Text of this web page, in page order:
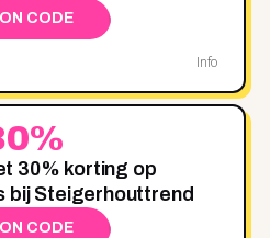
CODE
Info
30% korting op
bij Steigerhouttrend
CODE